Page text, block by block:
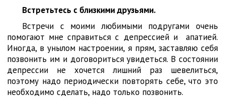
Встретьтесь с близкими друзьями.
Встречи с моими любимыми подругами очень
помогают мне справиться с депрессией и апатией.
Иногда, в унылом настроении, я прям, заставляю себя
позвонить им и договориться увидеться. В состоянии
депрессии не хочется лишний раз шевелиться,
поэтому надо периодически повторять себе, что это
необходимо сделать, надо только позвонить.